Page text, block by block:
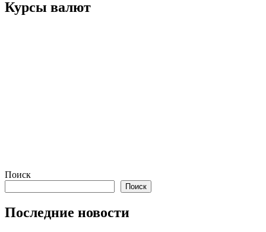
Курсы валют
Поиск
Поиск
Последние новости